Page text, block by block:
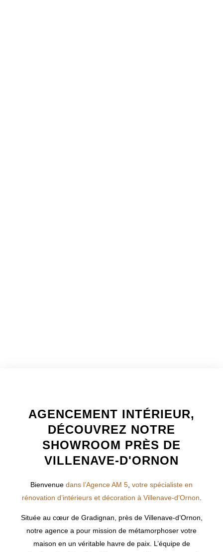
AGENCEMENT INTÉRIEUR,
DÉCOUVREZ NOTRE
SHOWROOM PRÈS DE
VILLENAVE-D'ORNON
Bienvenue dans l’Agence AM 5 votre spécialiste en
rénovation d’intérieurs et décoration à Villenave-d’Ornon
Située au cœur de Gradignan, près de Villenave-d’Ornon,
notre agence a pour mission de métamorphoser votre
maison en un véritable havre de paix. L’équipe de